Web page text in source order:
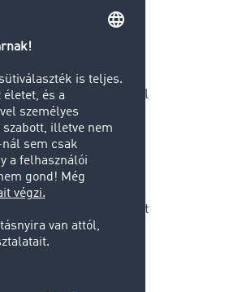
várhatóan
a kapacitáshiányból
meg nem érkező árut
való korrekt
inkább az eladók
amely számos konkrét
piacáról itt: